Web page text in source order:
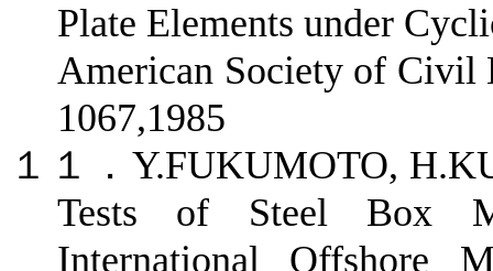
Plate Elements under
American Society of Civil
1067,1985
１１． Y.FUKUMOTO,
Tests of Steel Box
International Offshore